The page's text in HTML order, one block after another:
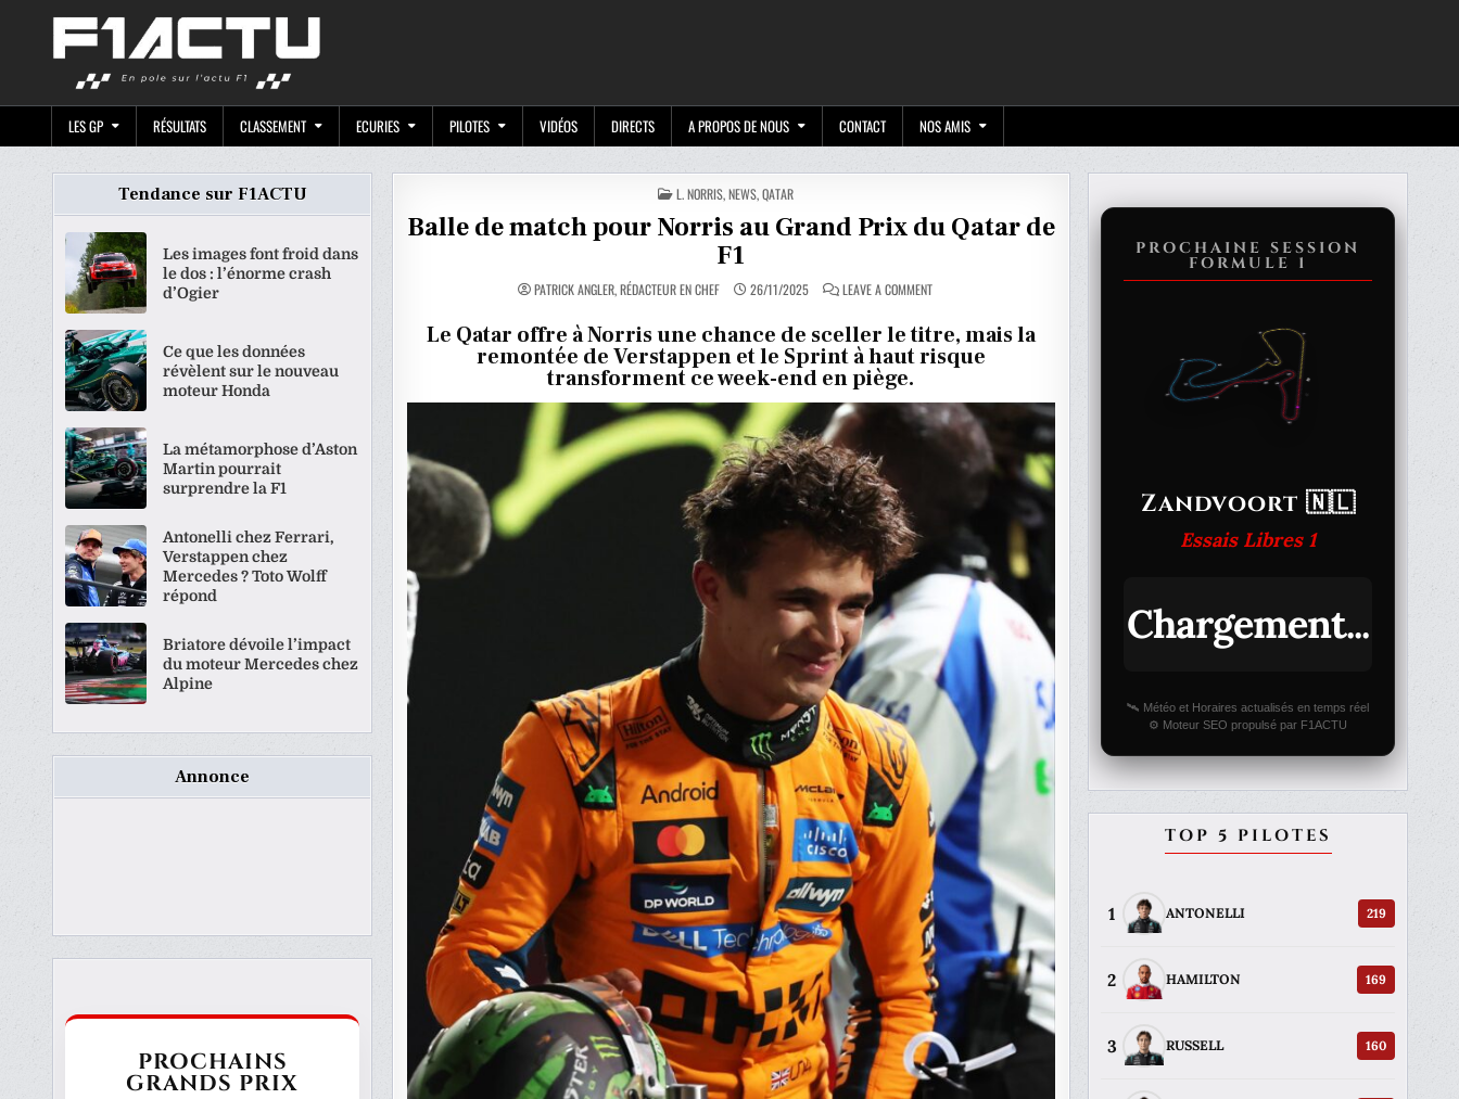
LES GP RÉSULTATS CLASSEMENT ECURIES PILOTES VIDÉOS DIRECTS A PROPOS DE NOUS CONTACT NOS AMIS
POSTED
IN
L. NORRIS,NEWS,QATAR
Balle de match pour Norris au Grand Prix du Qatar de
F1
PATRICK ANGLER, RÉDACTEUR EN CHEF 26/11/2025 LEAVE A COMMENTON
MATCH
POUR
NORRIS
AU
DU
QATAR
DE
Le Qatar offre à Norris une chance de sceller le titre, mais la
remontée de Verstappen et le Sprint à haut risque
transforment ce week-end en piège.
Tendance sur F1ACTU
Les images font froid dans
le dos : l’énorme crash
d’Ogier
Ce que les données
révèlent sur le nouveau
moteur Honda
La métamorphose d’Aston
Martin pourrait
surprendre la F1
Antonelli chez Ferrari,
Verstappen chez
Mercedes ? Toto Wolff
répond
Briatore dévoile l’impact
du moteur Mercedes chez
Alpine
Annonce
PROCHAINS
GRANDS PRIX
PROCHAINE SESSION
FORMULE 1
Zandvoort 🇳🇱
Essais Libres 1
Chargement...
🛰️ Météo et Horaires actualisés en temps réel
⚙️ Moteur SEO propulsé par F1ACTU
TOP 5 PILOTES
1 ANTONELLI 219
2 HAMILTON 169
3 RUSSELL 160